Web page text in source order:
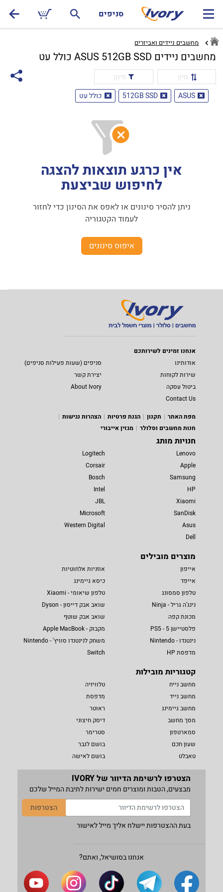
סניפים
מחשבים ניידים ואביזרים
מחשבים ניידים ASUS 512GB SSD כולל עט
מיון
סינון
ASUS
512GB SSD כולל עט
אין כרגע תוצאות להצגה
לחיפוש שביצעת
ניתן להסיר סינונים או לאפס את הסינון כדי לחזור
לעמוד הקטגוריה
איפוס סינונים
אנחנו זמינים לשירותכם
אודותינו
סניפים (שעות פעילות סניפים)
שירות לקוחות
יצירת קשר
ביטול עסקה
About Ivory
Contact Us
מפת האתר
תקנון הגנת פרטיות
הצהרות נגישות
חנות מחשבים וסלולר
מגזין אייבורי
חנויות מותג
Lenovo
Apple
Samsung
HP
Xiaomi
SanDisk
Asus
Dell
Logitech
Corsair
Bosch
Intel
JBL
Microsoft
Western Digital
מוצרים מובילים
אייפון
אייפד
טלפון סמסונג
נינג'ה גריל - Ninja
מכונת קפה
פלסטיישן 5 - PS5
נינטנדו - Nintendo
מדפסת HP
אוזניות אלחוטיות
כיסא גיימינג
טלפון שיאומי - Xiaomi
שואב אבק דייסון - Dyson
שואב אבק שוטף
מקבוק - Apple MacBook
משחק לנינטנדו סוויץ' - Nintendo
Switch
קטגוריות מובילות
מחשב נייח
מחשב נייד
מחשב גיימינג
מסך מחשב
סמארטפון
שעון חכם
טאבלט
טלוויזיה
מדפסת
ראוטר
דיסק חיצוני
סטרימר
בושם לגבר
בושם לאישה
הצטרפו לרשימת הדיוור של IVORY
מבצעים, הטבות ומוצרים חמים ישירות לתיבת המייל שלכם
הצטרפות
בעת ההצטרפות יישלח אליך מייל לאישור
אנחנו בסושיאל, ואתם?